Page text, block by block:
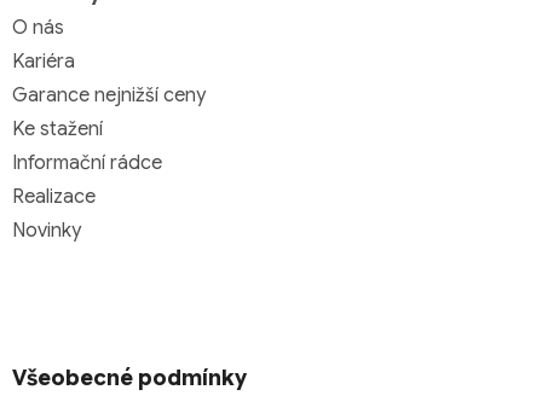
O nás
Kariéra
Garance nejnižší ceny
Ke stažení
Informační rádce
Realizace
Novinky
Všeobecné podmínky